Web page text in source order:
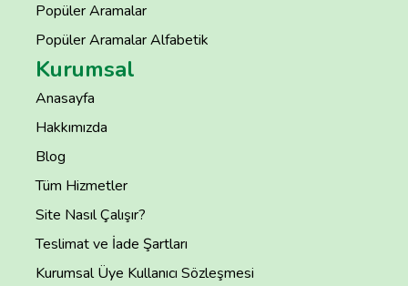
Popüler Aramalar
Popüler Aramalar Alfabetik
Kurumsal
Anasayfa
Hakkımızda
Blog
Tüm Hizmetler
Site Nasıl Çalışır?
Teslimat ve İade Şartları
Kurumsal Üye Kullanıcı Sözleşmesi